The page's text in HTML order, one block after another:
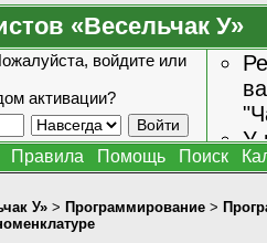
«Весельчак У»
войдите или
активации?
У
Правила Помощь Поиск
У» > Программирование >